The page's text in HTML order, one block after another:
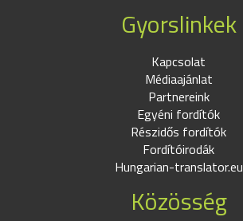
Gyorslinkek
Kapcsolat
Médiaajánlat
Partnereink
Egyéni fordítók
Részidős fordítók
Fordítóirodák
Hungarian-translator.eu
Közösség